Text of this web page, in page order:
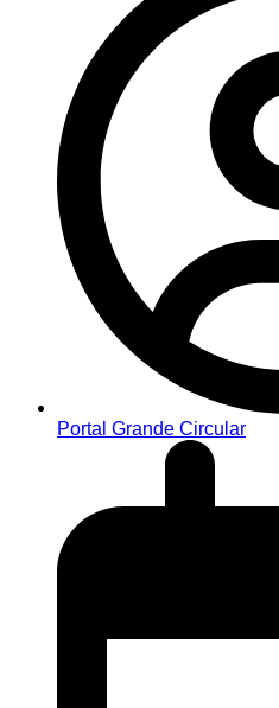
Portal Grande Circular